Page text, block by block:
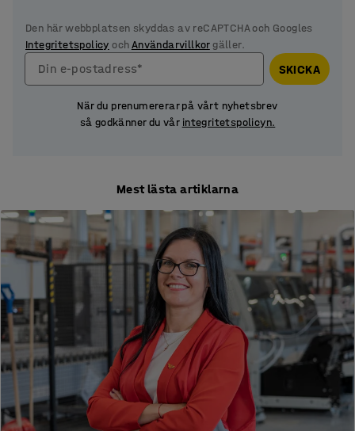
Den här webbplatsen skyddas av reCAPTCHA och Googles
Integritetspolicy ochAnvändarvillkorgäller.
Din e-postadress* SKICKA
När du prenumererar på vårt nyhetsbrev
så godkänner du vår integritetspolicyn.
Mest lästa artiklarna